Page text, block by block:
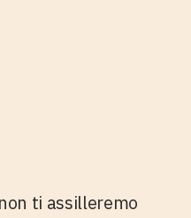
ti assilleremo